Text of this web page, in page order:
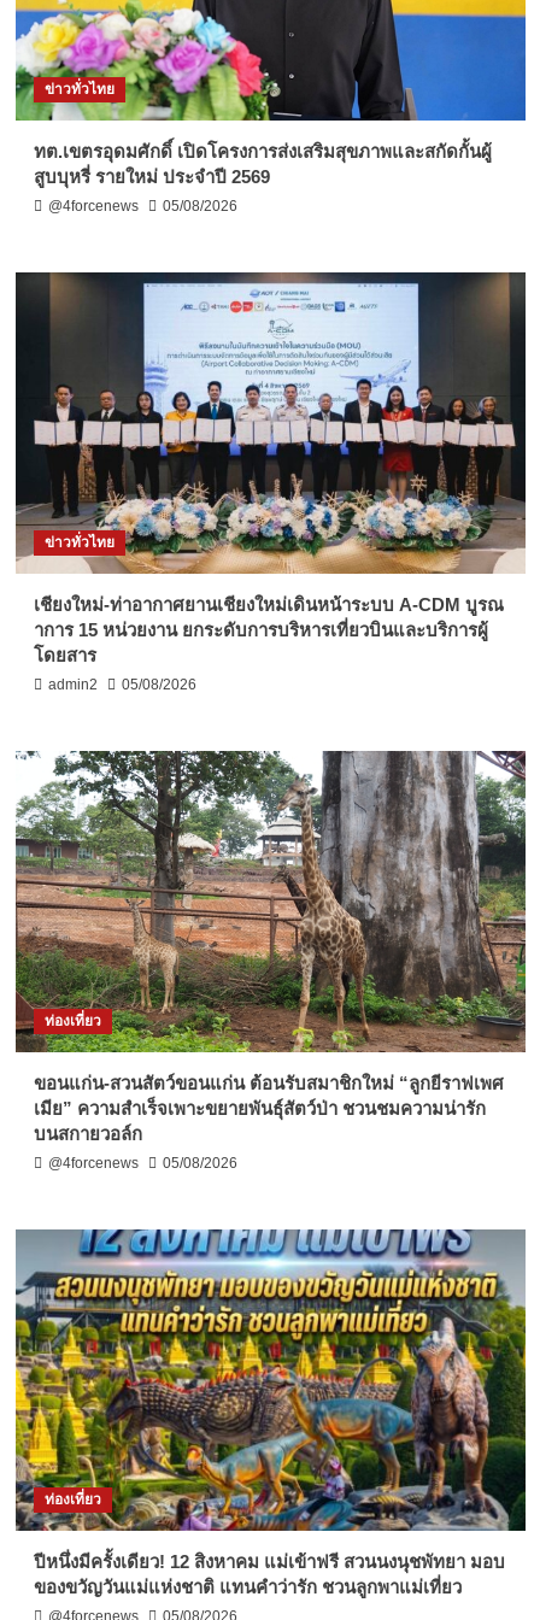
ข่าวทั่วไทย
ทต.เขตรอุดมศักดิ์ เปิดโครงการส่งเสริมสุขภาพและสกัดกั้นผู้
สูบบุหรี่ รายใหม่ ประจำปี 2569
@4forcenews 05/08/2026
ข่าวทั่วไทย
เชียงใหม่-ท่าอากาศยานเชียงใหม่เดินหน้าระบบ A-CDM บูรณ
าการ 15 หน่วยงาน ยกระดับการบริหารเที่ยวบินและบริการผู้
โดยสาร
admin2 05/08/2026
ท่องเที่ยว
ขอนแก่น-สวนสัตว์ขอนแก่น ต้อนรับสมาชิกใหม่ “ลูกยีราฟเพศ
เมีย” ความสำเร็จเพาะขยายพันธุ์สัตว์ป่า ชวนชมความน่ารัก
บนสกายวอล์ก
@4forcenews 05/08/2026
ท่องเที่ยว
ปีหนึ่งมีครั้งเดียว! 12 สิงหาคม แม่เข้าฟรี สวนนงนุชพัทยา มอบ
ของขวัญวันแม่แห่งชาติ แทนคำว่ารัก ชวนลูกพาแม่เที่ยว
@4forcenews 05/08/2026